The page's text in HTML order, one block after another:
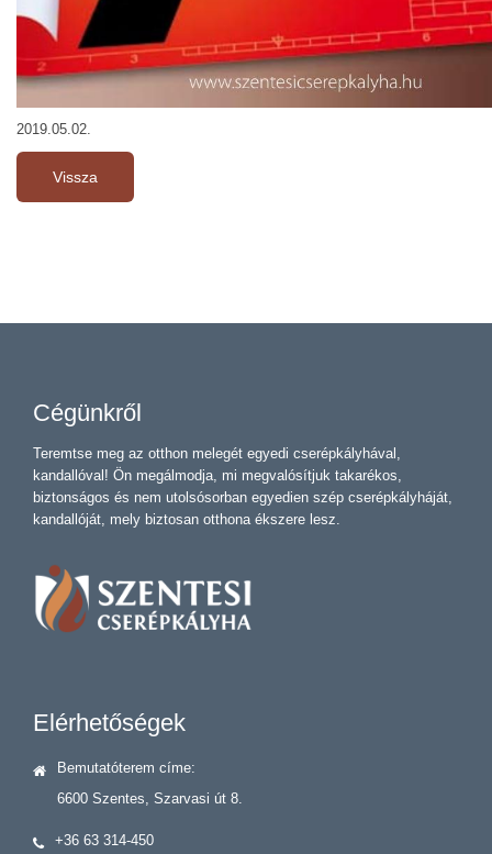
2019.05.02.
Vissza
Cégünkről
Teremtse meg az otthon melegét egyedi cserépkályhával,
kandallóval! Ön megálmodja, mi megvalósítjuk takarékos,
biztonságos és nem utolsósorban egyedien szép cserépkályháját,
kandallóját, mely biztosan otthona ékszere lesz.
Elérhetőségek
Bemutatóterem címe:
6600 Szentes, Szarvasi út 8.
+36 63 314-450